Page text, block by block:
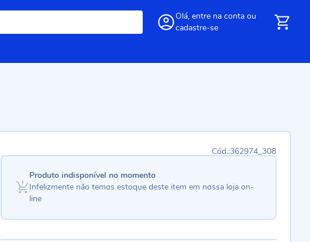
Olá, entre na conta ou
cadastre-se
362974_308
Produto indisponível no momento
Infelizmente não temos estoque deste item em nossa loja on-
line